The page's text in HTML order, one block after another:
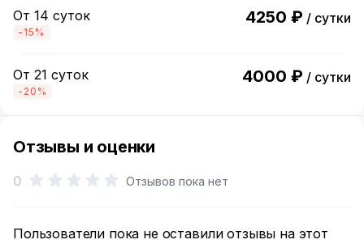
От 14 суток
-15%
4250 ₽ / сутки
От 21 суток
-20%
4000 ₽ / сутки
Отзывы и оценки
0 Отзывов пока нет
Пользователи пока не оставили отзывы на этот